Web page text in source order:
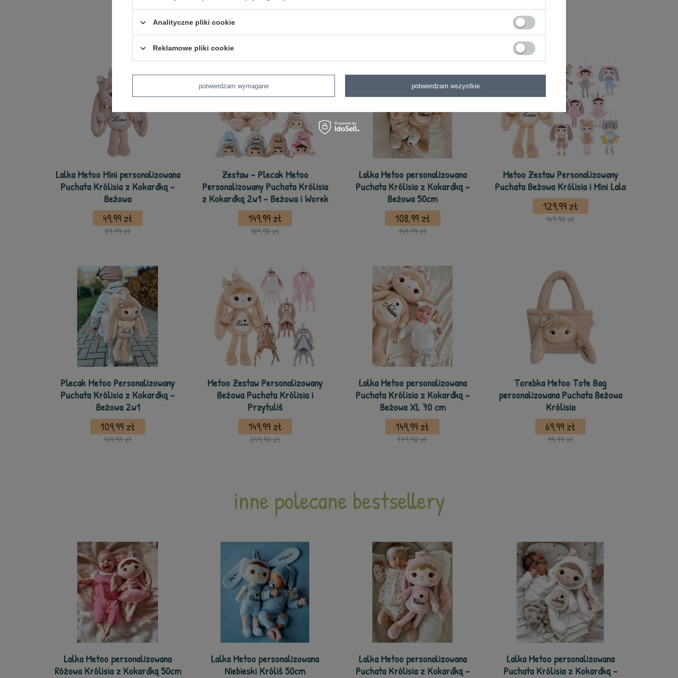
z tej samej serii
Lalka Metoo Mini personalizowana
Puchata Królisia z Kokardką -
Beżowa
49,99 zł
59,99 zł
Zestaw - Plecak Metoo
Personalizowany Puchata Królisia
z Kokardką 2w1 - Beżowa i Worek
149,99 zł
189,98 zł
Lalka Metoo personalizowana
Puchata Królisia z Kokardką -
Beżowa 50cm
108,99 zł
149,99 zł
Metoo Zestaw Personalizowany
Puchata Beżowa Królisia i Mini Lala
129,99 zł
149,90 zł
Plecak Metoo Personalizowany
Puchata Królisia z Kokardką -
Beżowa 2w1
109,99 zł
149,99 zł
Metoo Zestaw Personalizowany
Beżowa Puchata Królisia i
Przytuliś
149,99 zł
249,90 zł
Lalka Metoo personalizowana
Puchata Królisia z Kokardką -
Beżowa XL 70 cm
149,99 zł
179,90 zł
Torebka Metoo Tote Bag
personalizowana Puchata Beżowa
Królisia
69,99 zł
99,99 zł
inne polecane bestsellery
Lalka Metoo personalizowana
Różowa Królisia z Kokardką 50cm
Lalka Metoo personalizowana
Niebieski Króliś 50cm
Lalka Metoo personalizowana
Puchata Królisia z Kokardką -
Lalka Metoo personalizowana
Puchata Królisia z Kokardką -
Analityczne pliki cookie
Reklamowe pliki cookie
potwierdzam wymagane potwierdzam wszystkie